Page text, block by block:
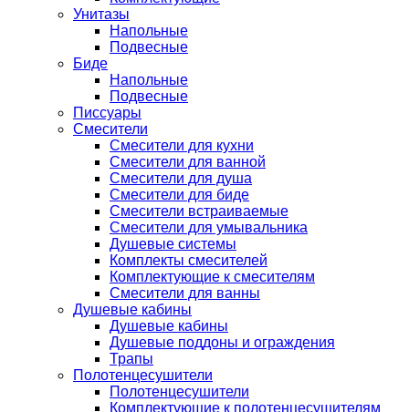
Унитазы
Напольные
Подвесные
Биде
Напольные
Подвесные
Писсуары
Смесители
Смесители для кухни
Смесители для ванной
Смесители для душа
Смесители для биде
Смесители встраиваемые
Смесители для умывальника
Душевые системы
Комплекты смесителей
Комплектующие к смесителям
Смесители для ванны
Душевые кабины
Душевые кабины
Душевые поддоны и ограждения
Трапы
Полотенцесушители
Полотенцесушители
Комплектующие к полотенцесушителям